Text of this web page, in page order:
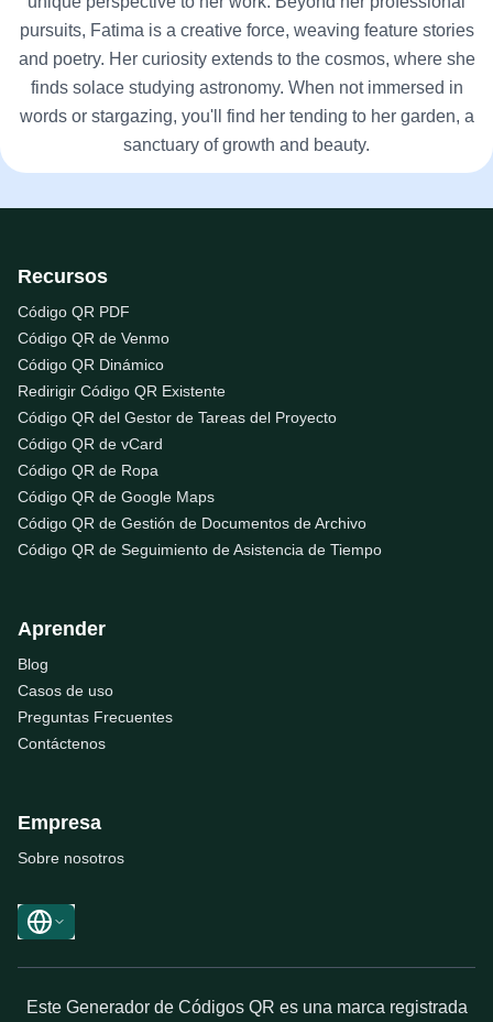
pursuits, Fatima is a creative force, weaving feature stories
and poetry. Her curiosity extends to the cosmos, where she
finds solace studying astronomy. When not immersed in
words or stargazing, you'll find her tending to her garden, a
sanctuary of growth and beauty.
Recursos
Código QR PDF
Código QR de Venmo
Código QR Dinámico
Redirigir Código QR Existente
Código QR del Gestor de Tareas del Proyecto
Código QR de vCard
Código QR de Ropa
Código QR de Google Maps
Código QR de Gestión de Documentos de Archivo
Código QR de Seguimiento de Asistencia de Tiempo
Aprender
Blog
Casos de uso
Preguntas Frecuentes
Contáctenos
Empresa
Sobre nosotros
Este Generador de Códigos QR es una marca registrada